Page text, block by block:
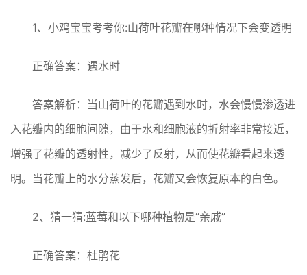
1、小鸡宝宝考考你:山荷叶花瓣在哪种情况下会变透明
正确答案：遇水时
答案解析：当山荷叶的花瓣遇到水时，水会慢慢渗透进
入花瓣内的细胞间隙，由于水和细胞液的折射率非常接近，
增强了花瓣的透射性，减少了反射，从而使花瓣看起来透
明‌。当花瓣上的水分蒸发后，花瓣又会恢复原本的白色‌。
2、猜一猜:蓝莓和以下哪种植物是“亲戚”
正确答案：杜鹃花